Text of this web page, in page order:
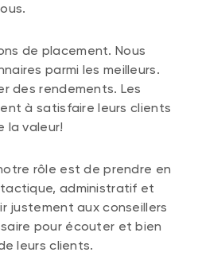
de placement. Nous
parmi les meilleurs.
des rendements. Les
à satisfaire leurs clients
la valeur!
rôle est de prendre en
administratif et
justement aux conseillers
pour écouter et bien
leurs clients.